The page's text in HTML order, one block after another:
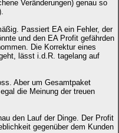
Veränderungen) genau so
Passiert EA ein Fehler, der
und den EA Profit gefährden
Die Korrektur eines
lässt i.d.R. tagelang auf
Aber um Gesamtpaket
die Meinung der treuen
den Lauf der Dinge. Der Profit
gegenüber dem Kunden